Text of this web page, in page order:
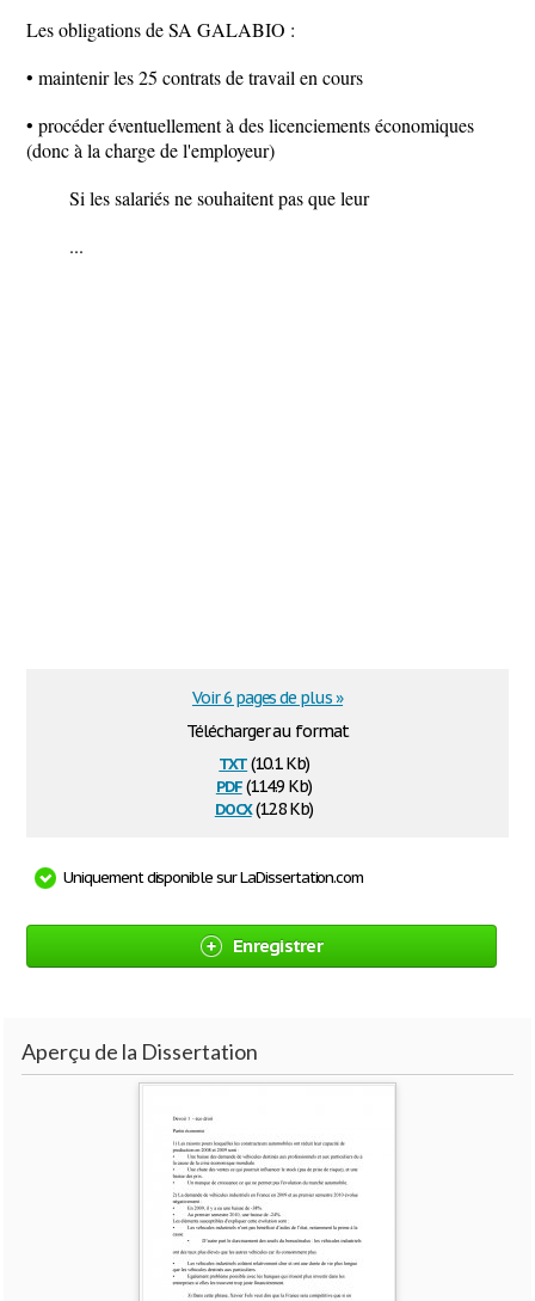
Les obligations de SA GALABIO :
• maintenir les 25 contrats de travail en cours
• procéder éventuellement à des licenciements économiques
(donc à la charge de l'employeur)
Si les salariés ne souhaitent pas que leur
...
Télécharger au format
txt(10.1 Kb)
pdf(114.9 Kb)
docx(12.8 Kb)
Voir 6 pages de plus »
Uniquement disponible sur LaDissertation.com
Enregistrer
Aperçu de la Dissertation